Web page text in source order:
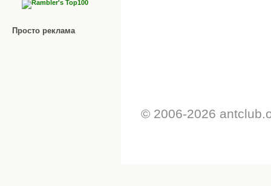
Просто реклама
© 2006-2026